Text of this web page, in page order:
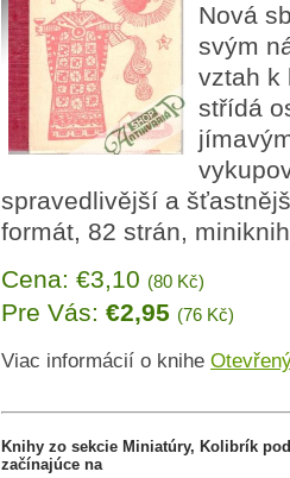
Nová
svým
vztah k
střídá
spravedlivější a
formát, 82 strán,
Cena: €3,10 (80 Kč)
Pre Vás: €2,95 (76 Kč)
Viac informácií o knihe
Knihy zo sekcie Miniatúry, Kolibrík
začínajúce na